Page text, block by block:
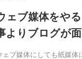
ェブ媒体をや
よりブログが
ェブ媒体にしても紙媒体